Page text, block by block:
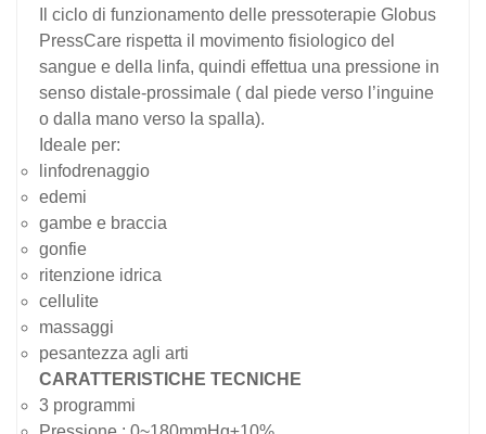
Il ciclo di funzionamento delle pressoterapie Globus
PressCare rispetta il movimento fisiologico del
sangue e della linfa, quindi effettua una pressione in
senso distale-prossimale ( dal piede verso l’inguine
o dalla mano verso la spalla).
Ideale per:
linfodrenaggio
edemi
gambe e braccia
gonfie
ritenzione idrica
cellulite
massaggi
pesantezza agli arti
CARATTERISTICHE TECNICHE
3 programmi